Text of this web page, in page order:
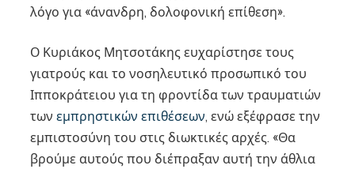
λόγο για «άνανδρη, δολοφονική επίθεση».
Ο Κυριάκος Μητσοτάκης ευχαρίστησε τους
γιατρούς και το νοσηλευτικό προσωπικό του
Ιπποκράτειου για τη φροντίδα των τραυματιών
των εμπρηστικών επιθέσεων, ενώ εξέφρασε την
εμπιστοσύνη του στις διωκτικές αρχές. «Θα
βρούμε αυτούς που διέπραξαν αυτή την άθλια